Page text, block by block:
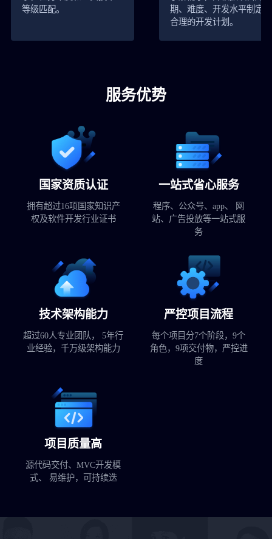
等级匹配。
期、难度、开发水平制定
合理的开发计划。
服务优势
国家资质认证
拥有超过16项国家知识产
权及软件开发行业证书
一站式省心服务
程序、公众号、app、 网
站、广告投放等一站式服
务
技术架构能力
超过60人专业团队， 5年行
业经验，千万级架构能力
严控项目流程
每个项目分7个阶段，9个
角色，9项交付物，严控进
度
项目质量高
源代码交付、MVC开发模
式、 易维护，可持续迭